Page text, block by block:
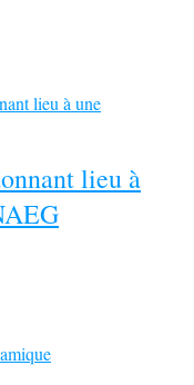
lieu à